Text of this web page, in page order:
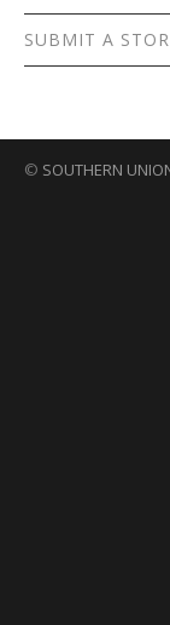
SUBMIT A
© SOUTHERN